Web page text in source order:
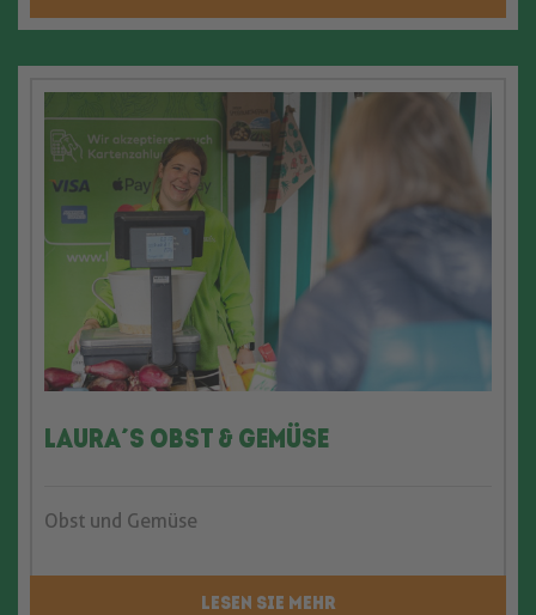
Laura´s Obst & Gemüse
Obst und Gemüse
LESEN SIE MEHR